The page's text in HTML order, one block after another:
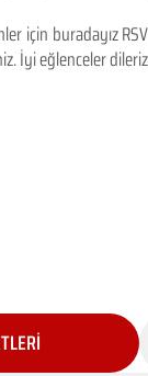
için buradayız
İyi eğlenceler